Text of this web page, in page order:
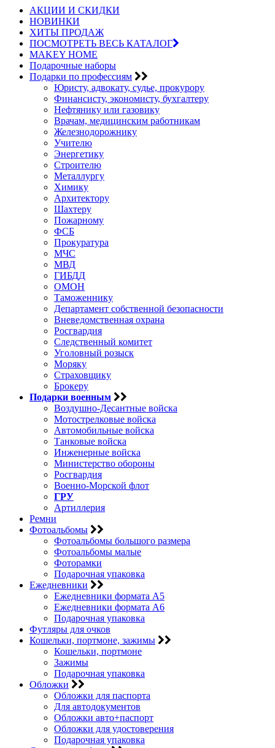
АКЦИИ И СКИДКИ
НОВИНКИ
ХИТЫ ПРОДАЖ
ПОСМОТРЕТЬ ВЕСЬ КАТАЛОГ
MAKEY HOME
Подарочные наборы
Подарки по профессиям
Юристу, адвокату, судье, прокурору
Финансисту, экономисту, бухгалтеру
Нефтянику или газовику
Врачам, медицинским работникам
Железнодорожнику
Учителю
Энергетику
Строителю
Металлургу
Химику
Архитектору
Шахтеру
Пожарному
ФСБ
Прокуратура
МЧС
МВД
ГИБДД
ОМОН
Таможеннику
Департамент собственной безопасности
Вневедомственная охрана
Росгвардия
Следственный комитет
Уголовный розыск
Моряку
Страховщику
Брокеру
Подарки военным
Воздушно-Десантные войска
Мотострелковые войска
Автомобильные войска
Танковые войска
Инженерные войска
Министерство обороны
Росгвардия
Военно-Морской флот
ГРУ
Артиллерия
Ремни
Фотоальбомы
Фотоальбомы большого размера
Фотоальбомы малые
Фоторамки
Подарочная упаковка
Ежедневники
Ежедневники формата А5
Ежедневники формата А6
Подарочная упаковка
Футляры для очков
Кошельки, портмоне, зажимы
Кошельки, портмоне
Зажимы
Подарочная упаковка
Обложки
Обложки для паспорта
Для автодокументов
Обложки авто+паспорт
Обложки для удостоверения
Подарочная упаковка